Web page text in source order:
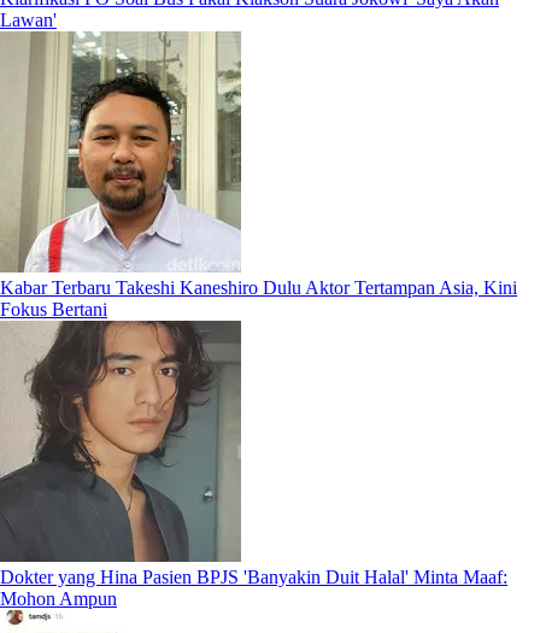
Lawan'
Kabar Terbaru Takeshi Kaneshiro Dulu Aktor Tertampan Asia, Kini
Fokus Bertani
Dokter yang Hina Pasien BPJS 'Banyakin Duit Halal' Minta Maaf:
Mohon Ampun